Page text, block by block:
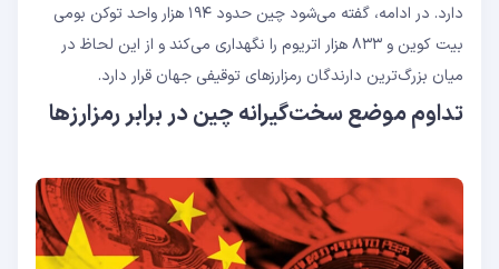
دارد. در ادامه، گفته می‌شود چین حدود ۱۹۴ هزار واحد توکن بومی
بیت ‌کوین و ۸۳۳ هزار اتریوم را نگهداری می‌کند و از این لحاظ در
میان بزرگ‌ترین دارندگان رمزارزهای توقیفی جهان قرار دارد.
تداوم موضع سخت‌گیرانه چین در برابر رمزارزها